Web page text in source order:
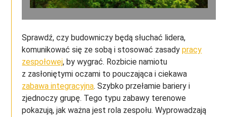
Sprawdź, czy budowniczy będą słuchać lidera,
komunikować się ze sobą i stosować zasadypracy
zespołowej, by wygrać. Rozbicie namiotu
z zasłoniętymi oczami to pouczająca i ciekawa
zabawa integracyjna. Szybko przełamie bariery i
zjednoczy grupę. Tego typu zabawy terenowe
pokazują, jak ważna jest rola zespołu. Wyprowadzają